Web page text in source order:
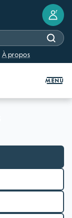
À propos
?
MENU